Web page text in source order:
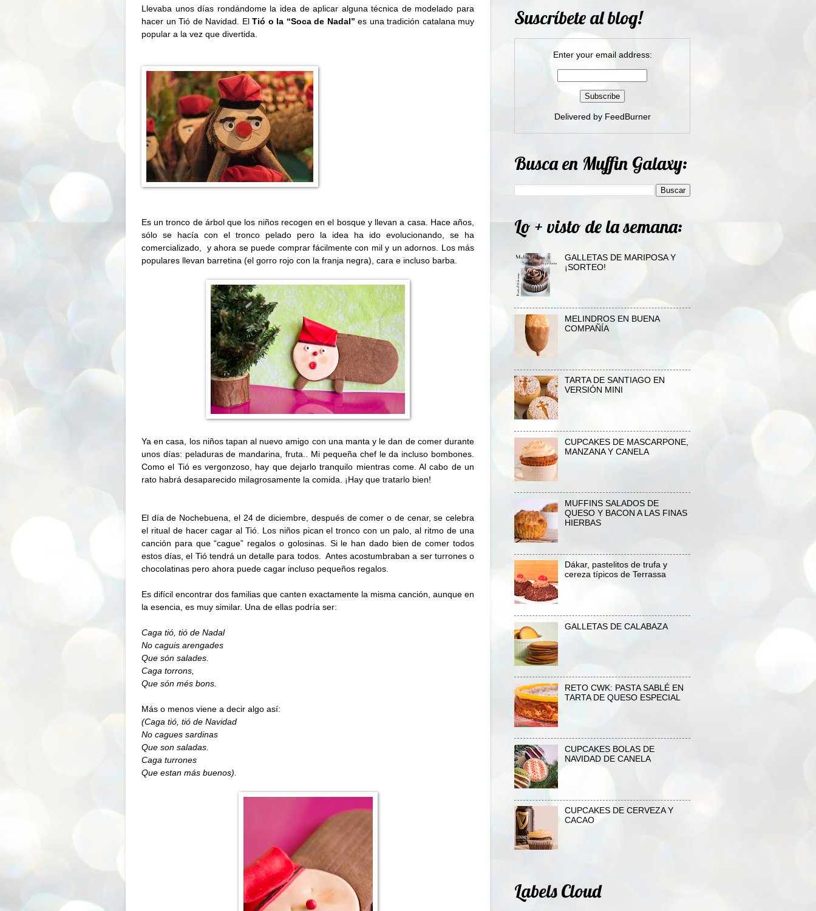
Llevaba unos días rondándome la idea de aplicar alguna técnica de modelado para
hacer un Tió de Navidad. El Tió o la “Soca de Nadal” es una tradición catalana muy
popular a la vez que divertida.
Es un tronco de árbol que los niños recogen en el bosque y llevan a casa. Hace años,
sólo se hacía con el tronco pelado pero la idea ha ido evolucionando, se ha
comercializado,
y ahora se puede comprar fácilmente con mil y un adornos. Los más
populares llevan barretina (el gorro rojo con la franja negra), cara e incluso barba.
Ya en casa, los niños tapan al nuevo amigo con una manta y le dan de comer durante
unos días: peladuras de mandarina, fruta.. Mi pequeña chef le da incluso bombones.
Como el Tió es vergonzoso, hay que dejarlo tranquilo mientras come. Al cabo de un
rato habrá desaparecido milagrosamente la comida. ¡Hay que tratarlo bien!
El día de Nochebuena, el 24 de diciembre, después de comer o de cenar, se celebra
el ritual de hacer cagar al Tió. Los niños pican el tronco con un palo, al ritmo de una
canción para que “cague” regalos o golosinas. Si le han dado bien de comer todos
estos días, el Tió tendrá un detalle para todos.
Antes acostumbraban a ser turrones o
chocolatinas pero ahora puede cagar incluso pequeños regalos.
Es difícil encontrar dos familias que canten exactamente la misma canción, aunque en
la esencia, es muy similar. Una de ellas podría ser:
Caga tió, tió de Nadal
No caguis arengades
Que són salades.
Caga torrons,
Que són més bons.
Más o menos viene a decir algo así:
(Caga tió, tió de Navidad
No cagues sardinas
Que son saladas.
Caga turrones
Que estan más buenos).
Suscríbete al blog!
Enter your email address:
Delivered by FeedBurner
Busca en Muffin Galaxy:
Lo + visto de la semana:
GALLETAS DE MARIPOSA Y
¡SORTEO!
MELINDROS EN BUENA
COMPAÑÍA
TARTA DE SANTIAGO EN
VERSIÓN MINI
CUPCAKES DE MASCARPONE,
MANZANA Y CANELA
MUFFINS SALADOS DE
QUESO Y BACON A LAS FINAS
HIERBAS
Dákar, pastelitos de trufa y
cereza típicos de Terrassa
GALLETAS DE CALABAZA
RETO CWK: PASTA SABLÉ EN
TARTA DE QUESO ESPECIAL
CUPCAKES BOLAS DE
NAVIDAD DE CANELA
CUPCAKES DE CERVEZA Y
CACAO
Labels Cloud